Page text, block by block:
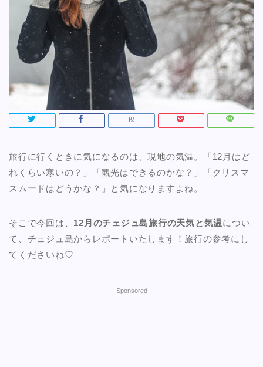
旅行に行くときに気になるのは、現地の気温。「12月はど
れくらい寒いの？」「観光はできるのかな？」「クリスマ
スムードはどうかな？」と気になりますよね。
そこで今回は、 12月のチェジュ島旅行の天気と気温につい
て、チェジュ島からレポートいたします！旅行の参考にし
てくださいね♡
Sponsored